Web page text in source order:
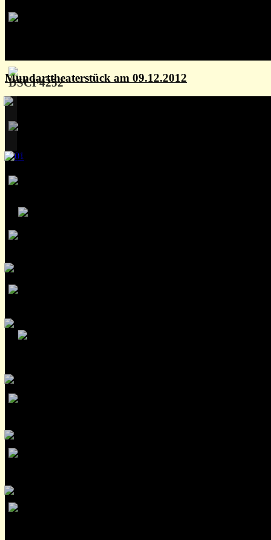
Mundarttheaterstück am 09.12.2012